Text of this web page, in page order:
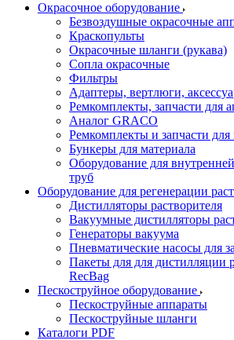
Окрасочное оборудование
Безвоздушные окрасочные
Краскопульты
Окрасочные шланги (рукава)
Сопла окрасочные
Фильтры
Адаптеры, вертлюги,
Ремкомплекты, запчасти для
Аналог GRACO
Ремкомплекты и запчасти для
Бункеры для материала
Оборудование для
труб
Оборудование для регенерации
Дистилляторы растворителя
Вакуумные дистилляторы
Генераторы вакуума
Пневматические насосы для
Пакеты для для дистилляции
RecBag
Пескоструйное оборудование
Пескоструйные аппараты
Пескоструйные шланги
Каталоги PDF